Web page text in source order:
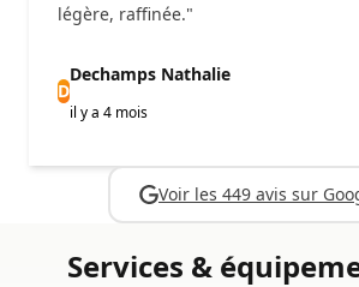
légère, raffinée."
D
Dechamps Nathalie
il y a 4 mois
Voir les 449 avis sur
Services &